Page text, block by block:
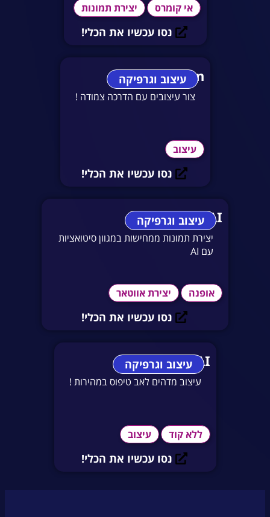
אי קומרס יצירת תמונות
נסו עכשיו את הכלי!
עיצוב וגרפיקה
Magify.design
צור עיצובים עם הדרכה צמודה !
עיצוב
נסו עכשיו את הכלי!
עיצוב וגרפיקה
Photo AI
יצירת תמונות ממחישות במגוון סיטואציות
עם AI
אופנה יצירת אווטאר
נסו עכשיו את הכלי!
עיצוב וגרפיקה
Visily AI
עיצוב מדהים לאב טיפוס במהירות !
ללא קוד עיצוב
נסו עכשיו את הכלי!